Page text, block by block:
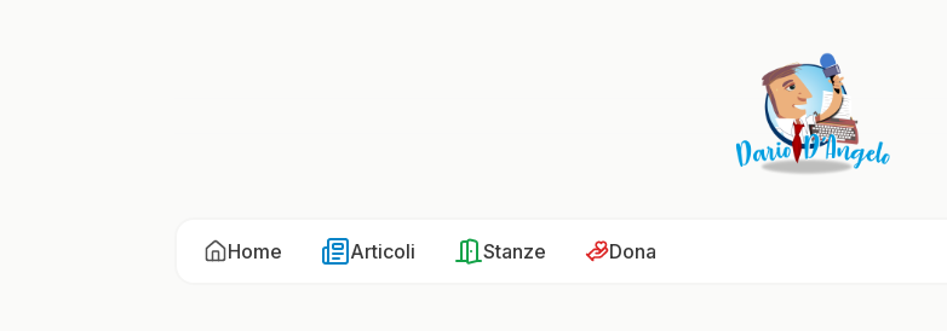
Home Articoli Stanze Dona